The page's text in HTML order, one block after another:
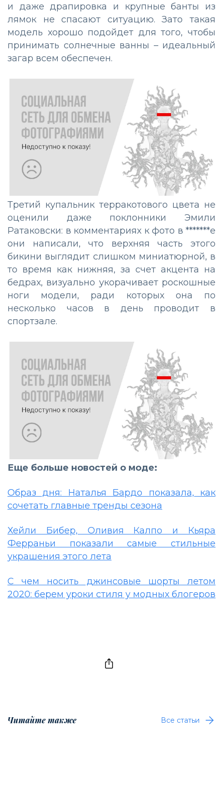
и даже драпировка и крупные банты из
лямок не спасают ситуацию. Зато такая
модель хорошо подойдет для того, чтобы
принимать солнечные ванны – идеальный
загар всем обеспечен.
Третий купальник терракотового цвета не
оценили даже поклонники Эмили
Ратаковски: в комментариях к фото в *******е
они написали, что верхняя часть этого
бикини выглядит слишком миниатюрной, в
то время как нижняя, за счет акцента на
бедрах, визуально укорачивает роскошные
ноги модели, ради которых она по
несколько часов в день проводит в
спортзале.
Еще больше новостей о моде:
Образ дня: Наталья Бардо показала, как
сочетать главные тренды сезона
Хейли Бибер, Оливия Калпо и Кьяра
Ферраньи показали самые стильные
украшения этого лета
С чем носить джинсовые шорты летом
2020: берем уроки стиля у модных блогеров
Читайте также Все статьи